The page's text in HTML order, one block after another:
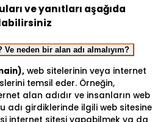
ve yanıtları aşağıda
Ve neden bir alan adı almalıyım?
web sitelerinin veya internet
temsil eder. Örneğin,
alan adıdır ve insanların web
adı girdiklerinde ilgili web sitesine